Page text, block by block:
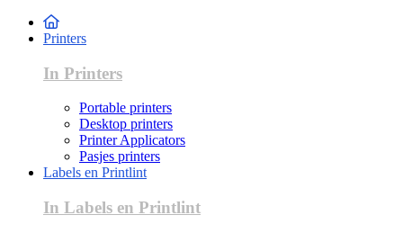
Printers
In Printers
Portable printers
Desktop printers
Printer Applicators
Pasjes printers
Labels en Printlint
In Labels en Printlint